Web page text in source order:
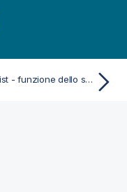
BetaDist - funzione dello script e del grafico